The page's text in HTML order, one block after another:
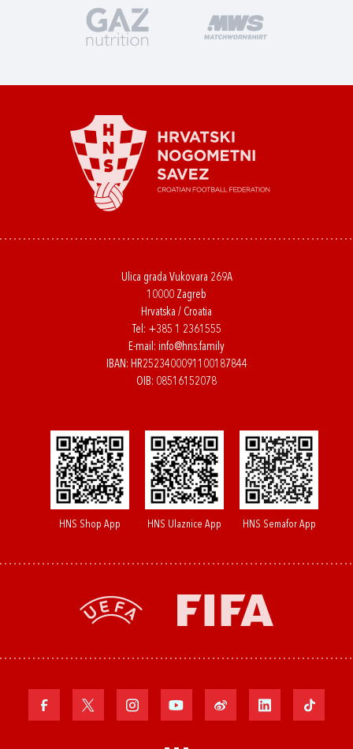
Ulica grada Vukovara 269A
10000 Zagreb
Hrvatska / Croatia
Tel: +385 1 2361555
E-mail: info@hns.family
IBAN: HR2523400091100187844
OIB: 08516152078
HNS Shop App HNS Ulaznice App HNS Semafor App